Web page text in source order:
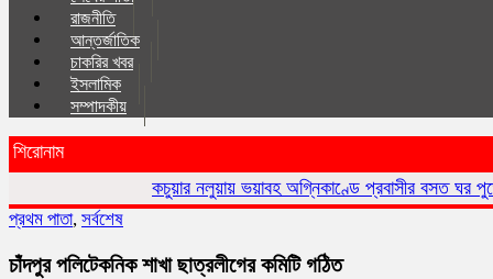
রাজনীতি
আন্তর্জাতিক
চাকরির খবর
ইসলা‌মিক
সম্পাদকীয়
শিরোনাম
কচুয়ার নলুয়ায় ভয়াবহ অগ্নিকাণ্ডে প্রবাসীর বসত ঘর পুড়ে ছাই,ক্ষয়ক্ষতি
প্রথম পাতা, সর্বশেষ
চাঁদপুর পলিটেকনিক শাখা ছাত্রলীগের কমিটি গঠিত